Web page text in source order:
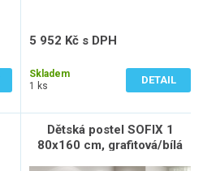
5 952 Kč s DPH
Skladem
1 ks
DETAIL
Dětská postel SOFIX 1
80x160 cm, grafitová/bílá